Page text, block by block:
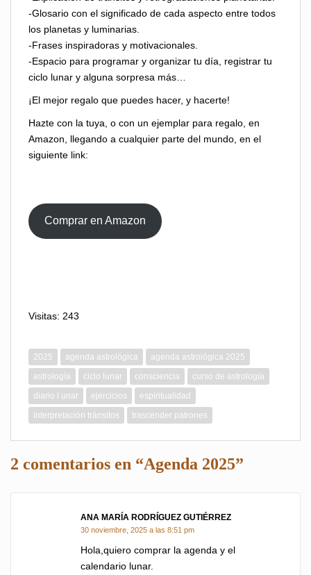
-Glosario con el significado de cada aspecto entre todos
los planetas y luminarias.
-Frases inspiradoras y motivacionales.
-Espacio para programar y organizar tu día, registrar tu
ciclo lunar y alguna sorpresa más…
¡El mejor regalo que puedes hacer, y hacerte!
Hazte con la tuya, o con un ejemplar para regalo, en
Amazon, llegando a cualquier parte del mundo, en el
siguiente link:
Comprar en Amazon
Visitas: 243
2025 agenda astrológica
agenda astrológica 2025
astrología
ciclo lunar consciencia
curso de astrología
diario l unar
ejercicios
espiritualidad
interpretación tránsitos
trascender patrones
2 comentarios en “Agenda 2025”
ANA MARÍA RODRÍGUEZ GUTIÉRREZ
30 noviembre, 2025 a las 8:51 pm
Hola,quiero comprar la agenda y el
calendario lunar.